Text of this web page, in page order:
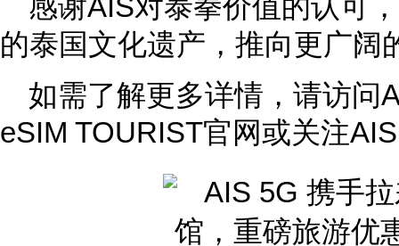
感谢AIS对泰拳价值的认可
的泰国文化遗产，推向更广阔
如需了解更多详情，请访问
eSIM TOURIST官网或关注